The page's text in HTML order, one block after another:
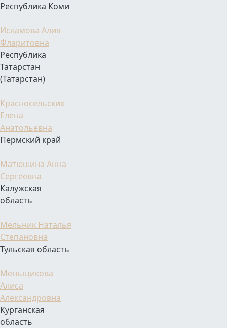
Республика Коми
Исламова Алия
Фларитовна
Республика
Татарстан
(Татарстан)
Красносельских
Елена
Анатольевна
Пермский край
Матюшина Анна
Сергеевна
Калужская
область
Мельник Наталья
Степановна
Тульская область
Меньщикова
Алиса
Александровна
Курганская
область